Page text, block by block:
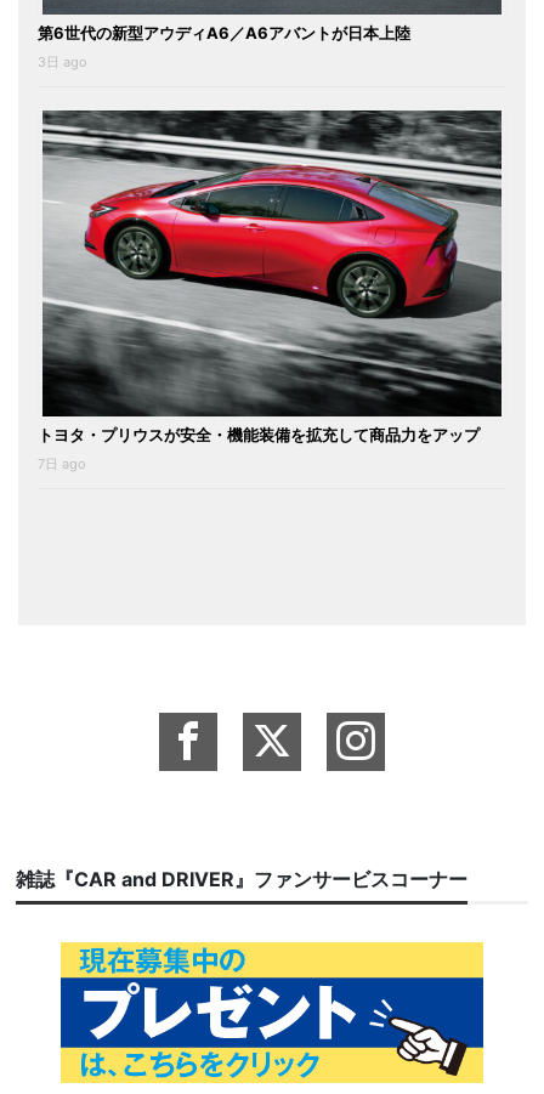
第6世代の新型アウディA6／A6アバントが日本上陸
3日 ago
トヨタ・プリウスが安全・機能装備を拡充して商品力をアップ
7日 ago
雑誌『CAR and DRIVER』ファンサービスコーナー